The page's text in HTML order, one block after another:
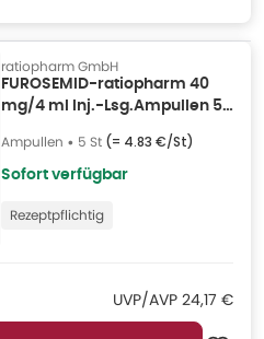
ratiopharm GmbH
FUROSEMID-ratiopharm 40
mg/4 ml Inj.-Lsg.Ampullen 5
Ampullen • 5 St (= 4.83 €/St)
Sofort verfügbar
Rezeptpflichtig
UVP/AVP UVP/AVP
24,17 €